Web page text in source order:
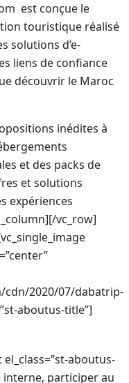
est conçue le
touristique réalisé
solutions d’e-
liens de confiance
découvrir le Maroc
inédites à
et des packs de
et solutions
expériences
vc_row]
cdn/2020/07/dabatrip-
aboutus-title”]
aboutus-
participer au